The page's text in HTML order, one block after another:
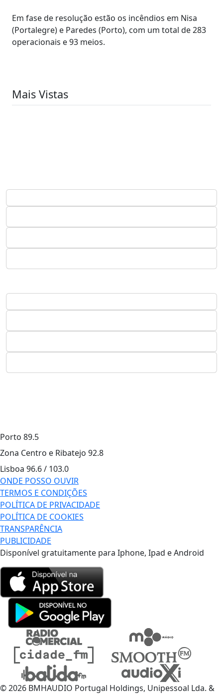
Em fase de resolução estão os incêndios em Nisa
(Portalegre) e Paredes (Porto), com um total de 283
operacionais e 93 meios.
Mais Vistas
Porto 89.5
Zona Centro e Ribatejo 92.8
Lisboa 96.6 / 103.0
ONDE POSSO OUVIR
TERMOS E CONDIÇÕES
POLÍTICA DE PRIVACIDADE
POLÍTICA DE COOKIES
TRANSPARÊNCIA
PUBLICIDADE
Disponível gratuitamente para Iphone, Ipad e Android
© 2026 BMHAUDIO Portugal Holdings, Unipessoal Lda. &